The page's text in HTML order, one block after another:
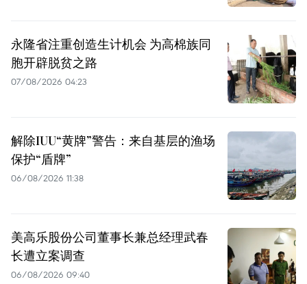
永隆省注重创造生计机会 为高棉族同
胞开辟脱贫之路
07/08/2026 04:23
解除IUU“黄牌”警告：来自基层的渔场
保护“盾牌”
06/08/2026 11:38
美高乐股份公司董事长兼总经理武春
长遭立案调查
06/08/2026 09:40